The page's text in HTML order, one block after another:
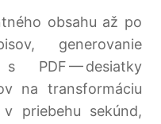
obsahu až po
generovanie
— desiatky
na transformáciu
priebehu sekúnd,